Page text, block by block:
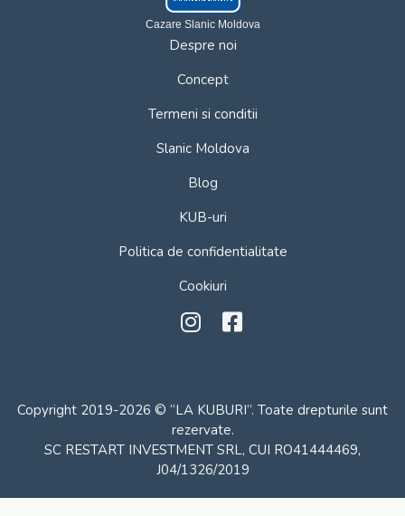
Cazare Slanic Moldova
Despre noi
Concept
Termeni si conditii
Slanic Moldova
Blog
KUB-uri
Politica de confidentialitate
Cookiuri
Copyright 2019-2026 © “LA KUBURI”. Toate drepturile sunt
rezervate.
SC RESTART INVESTMENT SRL, CUI RO41444469,
J04/1326/2019